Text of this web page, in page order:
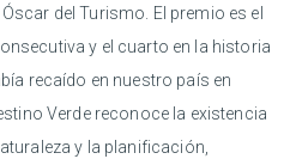
del Turismo. El premio es el
y el cuarto en la historia
recaído en nuestro país en
Verde reconoce la existencia
y la planificación,